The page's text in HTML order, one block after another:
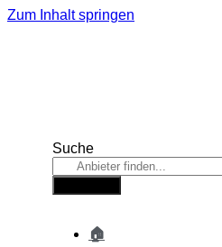
Zum Inhalt springen
Suche
🏠